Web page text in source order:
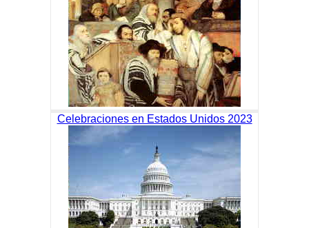
Celebraciones en Estados Unidos 2023